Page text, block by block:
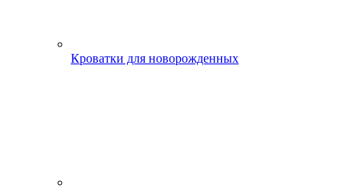
Кроватки для новорожденных